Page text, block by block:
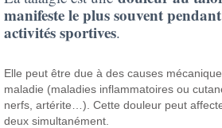
manifeste le plus souvent
activités sportives.
Elle peut être due à des causes
maladie (maladies inflammatoires ou
nerfs, artérite…). Cette douleur peut
deux simultanément.